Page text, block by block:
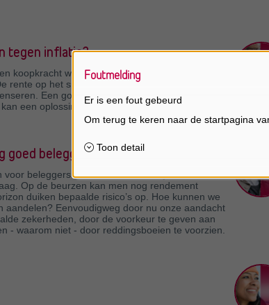
tegen inflatie?
koopkracht wil verliezen, moet zijn/haar
rente op het spaarboekje is al jaren onvoldoende
Een goed gespreide
een oplossing zijn.
goed beleggen?
voor beleggers: alle activaklassen zijn duur en de
Op de beurzen kan men nog rendement
duiken bepaalde risico’s op. Hoe kunnen we
aandelen? Eenvoudigweg door nu onze aandacht
zekerheden, door de voorkeur te geven aan
- waarom niet - door reddingsboeien te voorzien.
Foutmelding
Er is een fout gebeurd